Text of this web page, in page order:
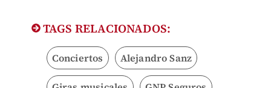
TAGS RELACIONADOS:
Conciertos Alejandro Sanz